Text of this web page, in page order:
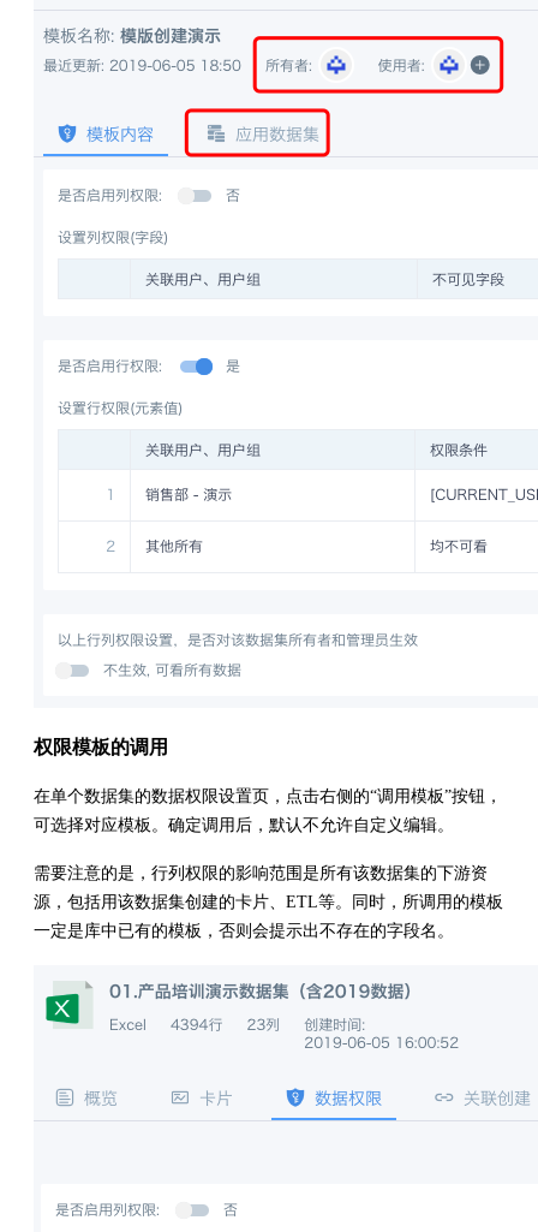
权限模板的调用
在单个数据集的数据权限设置页，点击右侧的“调用模板”按钮，
可选择对应模板。确定调用后，默认不允许自定义编辑。
需要注意的是，行列权限的影响范围是所有该数据集的下游资
源，包括用该数据集创建的卡片、ETL等。同时，所调用的模板
一定是库中已有的模板，否则会提示出不存在的字段名。